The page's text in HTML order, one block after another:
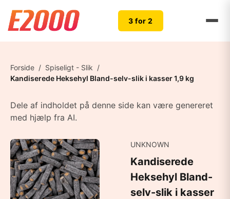
3 for 2
Forside / Spiseligt - Slik /
Kandiserede Heksehyl Bland-selv-slik i kasser 1,9 kg
Dele af indholdet på denne side kan være genereret
med hjælp fra AI.
UNKNOWN
Kandiserede
Heksehyl Bland-
selv-slik i kasser